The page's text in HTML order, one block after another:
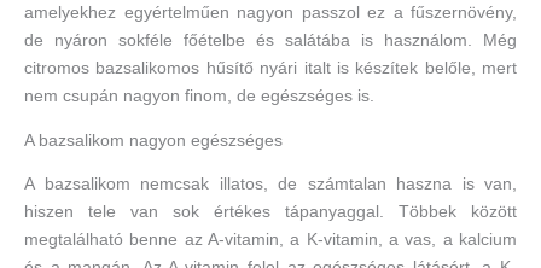
amelyekhez egyértelműen nagyon passzol ez a fűszernövény,
de nyáron sokféle főételbe és salátába is használom. Még
citromos bazsalikomos hűsítő nyári italt is készítek belőle, mert
nem csupán nagyon finom, de egészséges is.
A bazsalikom nagyon egészséges
A bazsalikom nemcsak illatos, de számtalan haszna is van,
hiszen tele van sok értékes tápanyaggal. Többek között
megtalálható benne az A-vitamin, a K-vitamin, a vas, a kalcium